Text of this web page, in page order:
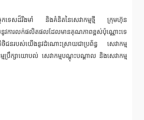
ច្ចេកទេសដ៏រឹងមាំ និងគំនិតនៃសេវាកម្មថ្មី ក្រុមហ៊ុន
នូវការលក់ផលិតផលដែលមានគុណភាពខ្ពស់ប៉ុណ្ណោះទេ
តិថិជនរបស់យើងនូវដំណោះស្រាយជាប្រព័ន្ធ សេវាកម្ម
ម្មប្រឹក្សាយោបល់ សេវាកម្មបណ្តុះបណ្តាល និងសេវាកម្ម